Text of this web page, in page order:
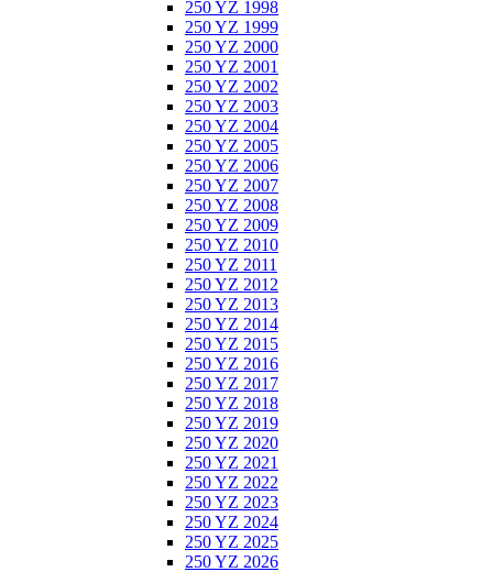
250 YZ 1998
250 YZ 1999
250 YZ 2000
250 YZ 2001
250 YZ 2002
250 YZ 2003
250 YZ 2004
250 YZ 2005
250 YZ 2006
250 YZ 2007
250 YZ 2008
250 YZ 2009
250 YZ 2010
250 YZ 2011
250 YZ 2012
250 YZ 2013
250 YZ 2014
250 YZ 2015
250 YZ 2016
250 YZ 2017
250 YZ 2018
250 YZ 2019
250 YZ 2020
250 YZ 2021
250 YZ 2022
250 YZ 2023
250 YZ 2024
250 YZ 2025
250 YZ 2026